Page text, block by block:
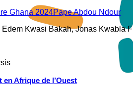
Afrique de l’Ouest
Ghana 2024Pape Abdou Ndour
Kwasi Bakah, Jonas Kwabla